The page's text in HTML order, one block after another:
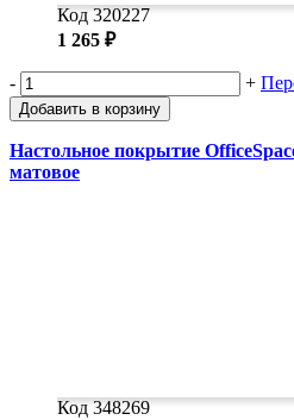
Код 320227
1 265 ₽
- +
Добавить в корзину
Настольное покрытие
матовое
Код 348269